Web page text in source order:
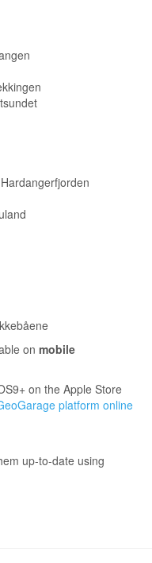
on mobile
on the Apple Store
platform online
up-to-date using